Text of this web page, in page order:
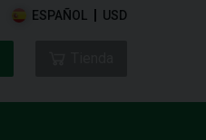
ESPAÑOL USD